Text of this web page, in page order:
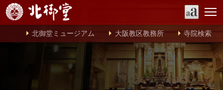
北御堂ミュージアム 大阪教区教務所 寺院検索